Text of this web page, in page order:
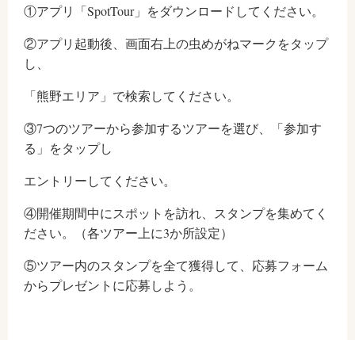
①アプリ「SpotTour」をダウンロードしてください。
②アプリ起動後、画面右上の虫めがねマークをタップ
し、
「熊野エリア」で検索してください。
③7つのツアーから参加するツアーを選び、「参加す
る」をタップし
エントリーしてください。
④開催期間中にスポットを訪れ、スタンプを集めてく
ださい。（各ツアー上に3か所設定）
⑤ツアー内のスタンプを全て獲得して、応募フォーム
からプレゼントに応募しよう。